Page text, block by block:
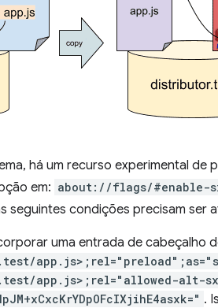
há um recurso experimental
em: about://flags/#enable-
seguintes condições precisam ser
uma entrada de cabeçalho
app.js>;rel="allowed-alt-
.